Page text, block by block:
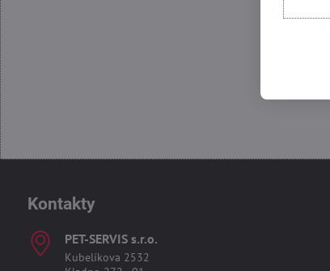
Kontakty
PET-SERVIS s​.r​.o​.
Kubelíkova 2532